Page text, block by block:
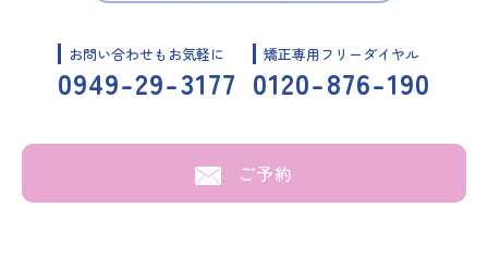
お問い合わせもお気軽に
0949-29-3177
矯正専用フリーダイヤル
0120-876-190
ご予約